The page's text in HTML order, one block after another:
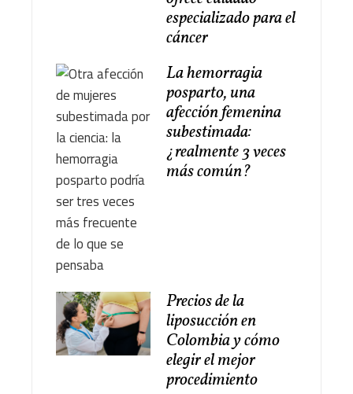
especializado para el
cáncer
La hemorragia
posparto, una
afección femenina
subestimada:
¿realmente 3 veces
más común?
Precios de la
liposucción en
Colombia y cómo
elegir el mejor
procedimiento